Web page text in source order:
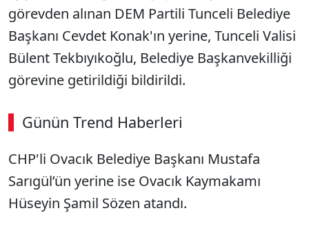
görevden alınan DEM Partili Tunceli Belediye
Başkanı Cevdet Konak'ın yerine, Tunceli Valisi
Bülent Tekbıyıkoğlu, Belediye Başkanvekilliği
görevine getirildiği bildirildi.
Günün Trend Haberleri
CHP'li Ovacık Belediye Başkanı Mustafa
Sarıgül’ün yerine ise Ovacık Kaymakamı
Hüseyin Şamil Sözen atandı.